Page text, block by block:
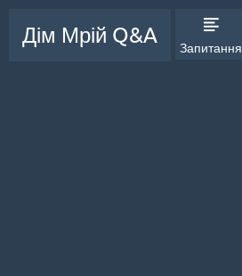
Дім Мрій Q&A
Запитання